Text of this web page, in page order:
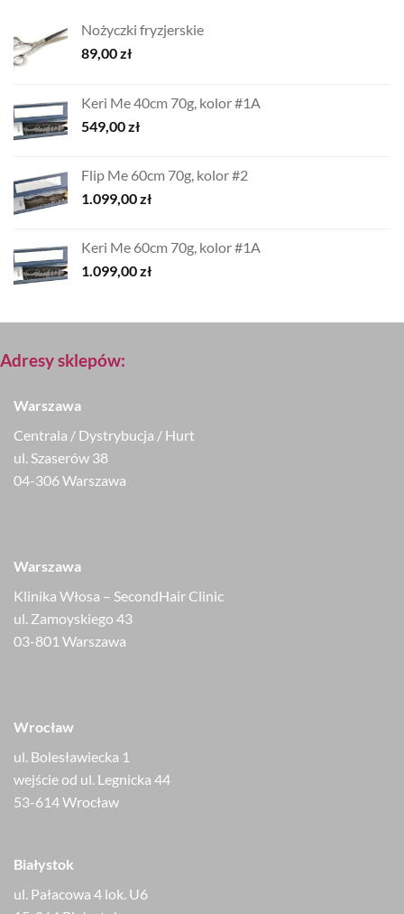
Nożyczki fryzjerskie
89,00zł
Keri Me 40cm 70g, kolor #1A
549,00zł
Flip Me 60cm 70g, kolor #2
1.099,00zł
Keri Me 60cm 70g, kolor #1A
1.099,00zł
Adresy sklepów:
Warszawa
Centrala / Dystrybucja / Hurt
ul. Szaserów 38
04-306 Warszawa
Warszawa
Klinika Włosa – SecondHair Clinic
ul. Zamoyskiego 43
03-801 Warszawa
Wrocław
ul. Bolesławiecka 1
wejście od ul. Legnicka 44
53-614 Wrocław
Białystok
ul. Pałacowa 4 lok. U6